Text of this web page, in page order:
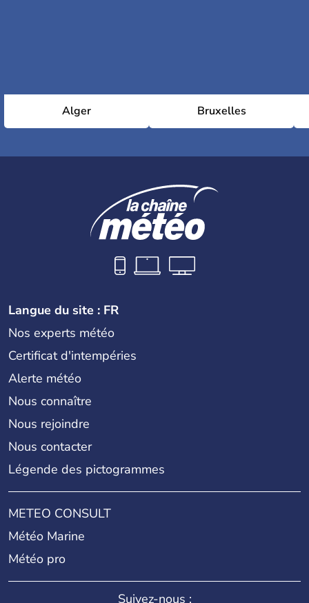
Alger Bruxelles
Langue du site : FR
Nos experts météo
Certificat d'intempéries
Alerte météo
Nous connaître
Nous rejoindre
Nous contacter
Légende des pictogrammes
METEO CONSULT
Météo Marine
Météo pro
Suivez-nous :